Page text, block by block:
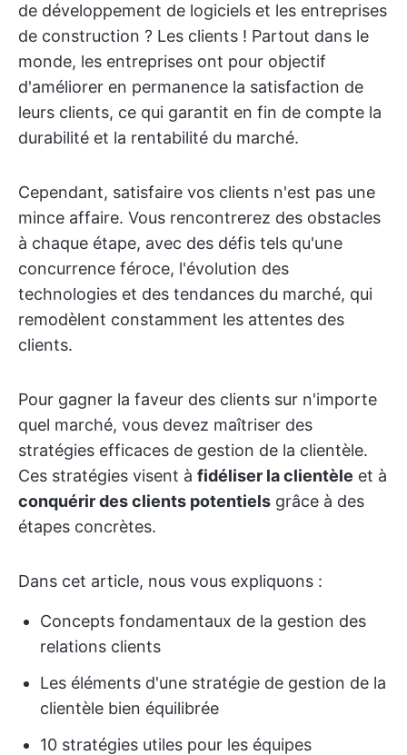
de développement de logiciels et les entreprises
de construction ? Les clients ! Partout dans le
monde, les entreprises ont pour objectif
d'améliorer en permanence la satisfaction de
leurs clients, ce qui garantit en fin de compte la
durabilité et la rentabilité du marché.
Cependant, satisfaire vos clients n'est pas une
mince affaire. Vous rencontrerez des obstacles
à chaque étape, avec des défis tels qu'une
concurrence féroce, l'évolution des
technologies et des tendances du marché, qui
remodèlent constamment les attentes des
clients.
Pour gagner la faveur des clients sur n'importe
quel marché, vous devez maîtriser des
stratégies efficaces de gestion de la clientèle.
Ces stratégies visent à fidéliser la clientèle et à
conquérir des clients potentiels grâce à des
étapes concrètes.
Dans cet article, nous vous expliquons :
Concepts fondamentaux de la gestion des
relations clients
Les éléments d'une stratégie de gestion de la
clientèle bien équilibrée
10 stratégies utiles pour les équipes